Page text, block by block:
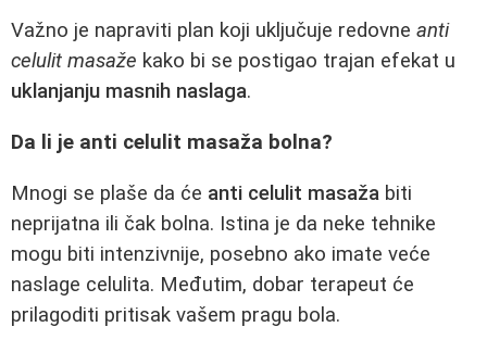
Važno je napraviti plan koji uključuje redovne anti
celulit masaže kako bi se postigao trajan efekat u
uklanjanju masnih naslaga.
Da li je anti celulit masaža bolna?
Mnogi se plaše da će anti celulit masaža biti
neprijatna ili čak bolna. Istina je da neke tehnike
mogu biti intenzivnije, posebno ako imate veće
naslage celulita. Međutim, dobar terapeut će
prilagoditi pritisak vašem pragu bola.